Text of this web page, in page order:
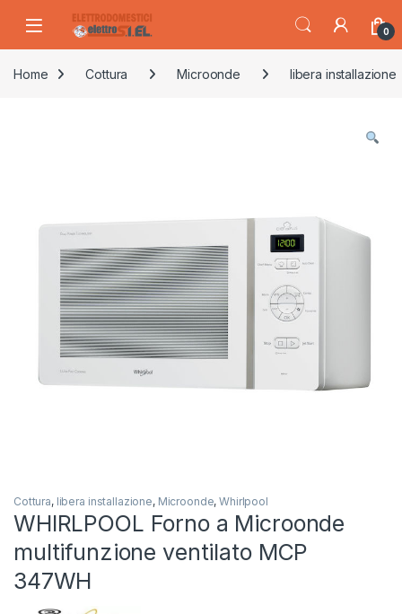
0
Home Cottura Microonde libera installazione
Cottura, libera installazione, Microonde,Whirlpool
WHIRLPOOL Forno a Microonde
multifunzione ventilato MCP
347WH